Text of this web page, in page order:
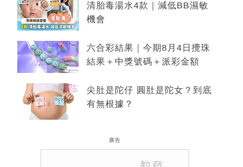
清胎毒湯水4款｜減低BB濕敏
機會
六合彩結果｜今期8月4日攪珠
結果＋中獎號碼＋派彩金額
尖肚是陀仔 圓肚是陀女？到底
有無根據？
廣告